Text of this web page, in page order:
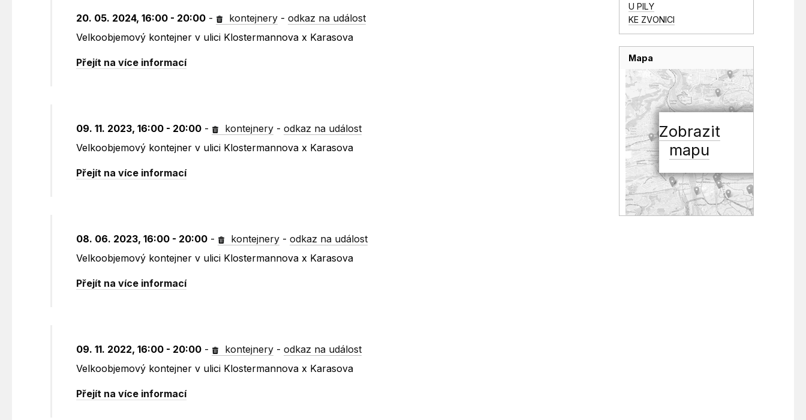
20. 05. 2024, 16:00 - 20:00 - kontejnery -odkaz na událost
Velkoobjemový kontejner v ulici Klostermannova x Karasova
Přejít na více informací
09. 11. 2023, 16:00 - 20:00 - kontejnery -odkaz na událost
Velkoobjemový kontejner v ulici Klostermannova x Karasova
Přejít na více informací
08. 06. 2023, 16:00 - 20:00 - kontejnery -odkaz na událost
Velkoobjemový kontejner v ulici Klostermannova x Karasova
Přejít na více informací
09. 11. 2022, 16:00 - 20:00 - kontejnery -odkaz na událost
Velkoobjemový kontejner v ulici Klostermannova x Karasova
Přejít na více informací
U PILY
KE ZVONICI
Mapa
Zobrazit
mapu